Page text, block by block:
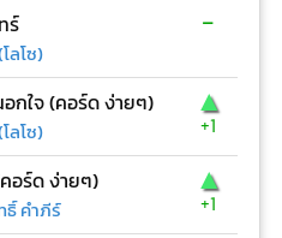
ร์
ลโซ)
-
กใจ (คอร์ด ง่ายๆ)
ลโซ)
▲
+1
อร์ด ง่ายๆ)
คำภีร์
▲
+1